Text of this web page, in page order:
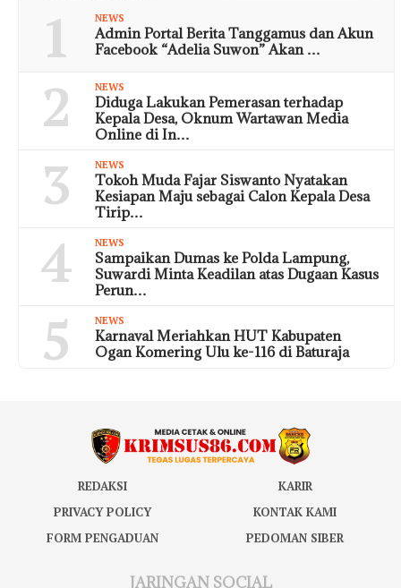
1 NEWS
Admin Portal Berita Tanggamus dan Akun
Facebook “Adelia Suwon” Akan …
2 NEWS
Diduga Lakukan Pemerasan terhadap
Kepala Desa, Oknum Wartawan Media
Online di In…
3 NEWS
Tokoh Muda Fajar Siswanto Nyatakan
Kesiapan Maju sebagai Calon Kepala Desa
Tirip…
4 NEWS
Sampaikan Dumas ke Polda Lampung,
Suwardi Minta Keadilan atas Dugaan Kasus
Perun…
5 NEWS
Karnaval Meriahkan HUT Kabupaten
Ogan Komering Ulu ke-116 di Baturaja
REDAKSI
KARIR
PRIVACY POLICY
KONTAK KAMI
FORM PENGADUAN
PEDOMAN SIBER
JARINGAN SOCIAL